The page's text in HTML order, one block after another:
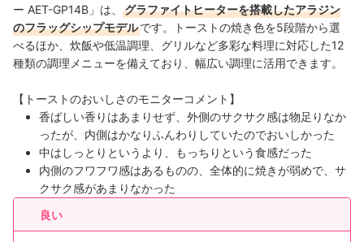
ー AET-GP14B」は、
グラファイトヒーターを搭載したアラジン
のフラッグシップモデルです。トーストの焼き色を5段階から選
べるほか、炊飯や低温調理、グリルなど多彩な料理に対応した12
種類の調理メニューを備えており、幅広い調理に活用できます。
【トーストのおいしさのモニターコメント】
香ばしい香りはあまりせず、外側のサクサク感は物足りなか
ったが、内側はかなりふんわりしていたのでおいしかった
中はしっとりというより、もっちりという食感だった
内側のフワフワ感はあるものの、全体的に焼きが弱めで、サ
クサク感があまりなかった
良い